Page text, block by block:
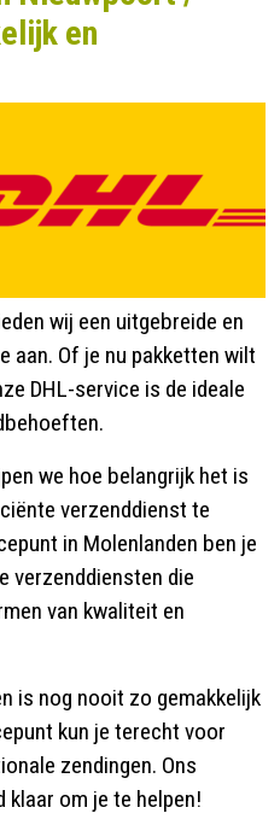
en
wij een uitgebreide en
aan. Of je nu pakketten wilt
DHL-service is de ideale
we hoe belangrijk het is
verzenddienst te
in Molenlanden ben je
verzenddiensten die
van kwaliteit en
is nog nooit zo gemakkelijk
kun je terecht voor
zendingen. Ons
om je te helpen!